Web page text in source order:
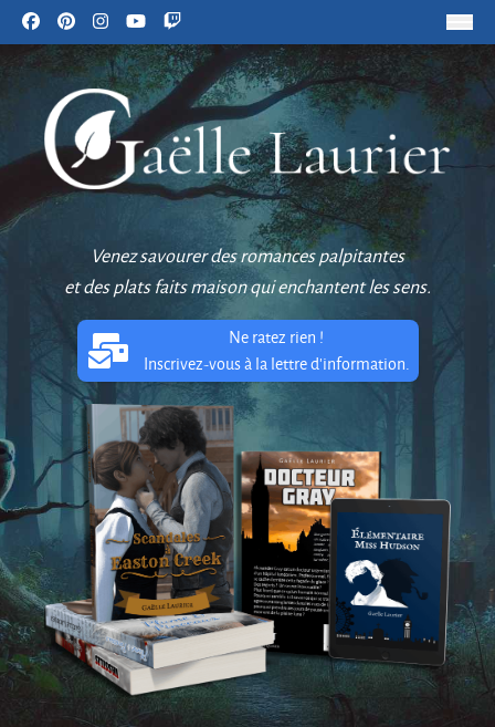
Venez savourer des romances palpitantes
et des plats faits maison qui enchantent les sens.
Ne ratez rien !
Inscrivez-vous à la lettre d'information.